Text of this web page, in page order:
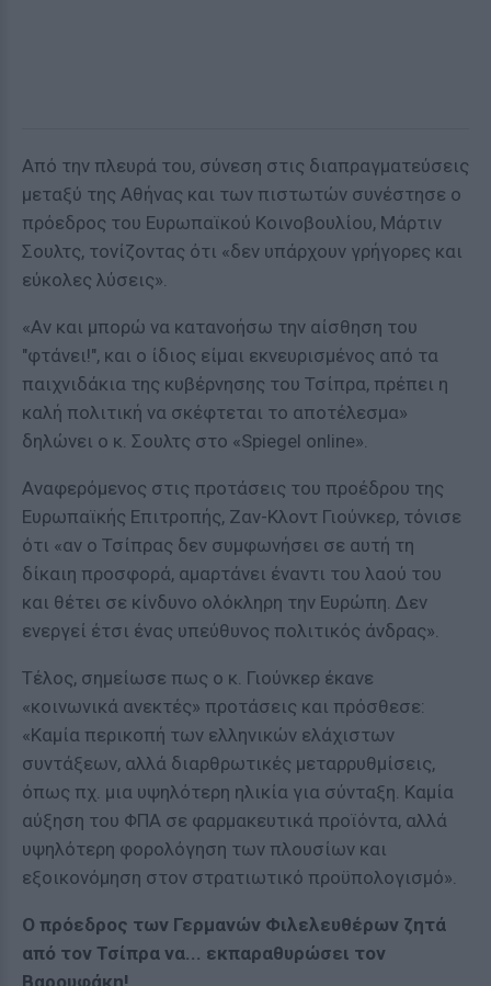
Από την πλευρά του, σύνεση στις διαπραγματεύσεις
μεταξύ της Αθήνας και των πιστωτών συνέστησε ο
πρόεδρος του Ευρωπαϊκού Κοινοβουλίου, Μάρτιν
Σουλτς, τονίζοντας ότι «δεν υπάρχουν γρήγορες και
εύκολες λύσεις».
«Αν και μπορώ να κατανοήσω την αίσθηση του
"φτάνει!", και ο ίδιος είμαι εκνευρισμένος από τα
παιχνιδάκια της κυβέρνησης του Τσίπρα, πρέπει η
καλή πολιτική να σκέφτεται το αποτέλεσμα»
δηλώνει ο κ. Σουλτς στο «Spiegel online».
Αναφερόμενος στις προτάσεις του προέδρου της
Ευρωπαϊκής Επιτροπής, Ζαν-Κλοντ Γιούνκερ, τόνισε
ότι «αν ο Τσίπρας δεν συμφωνήσει σε αυτή τη
δίκαιη προσφορά, αμαρτάνει έναντι του λαού του
και θέτει σε κίνδυνο ολόκληρη την Ευρώπη. Δεν
ενεργεί έτσι ένας υπεύθυνος πολιτικός άνδρας».
Τέλος, σημείωσε πως ο κ. Γιούνκερ έκανε
«κοινωνικά ανεκτές» προτάσεις και πρόσθεσε:
«Καμία περικοπή των ελληνικών ελάχιστων
συντάξεων, αλλά διαρθρωτικές μεταρρυθμίσεις,
όπως πχ. μια υψηλότερη ηλικία για σύνταξη. Καμία
αύξηση του ΦΠΑ σε φαρμακευτικά προϊόντα, αλλά
υψηλότερη φορολόγηση των πλουσίων και
εξοικονόμηση στον στρατιωτικό προϋπολογισμό».
Ο πρόεδρος των Γερμανών Φιλελευθέρων ζητά
από τον Τσίπρα να... εκπαραθυρώσει τον
Βαρουφάκη!